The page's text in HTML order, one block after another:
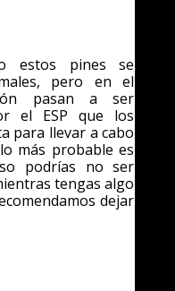
estos pines se
pero en el
pasan a ser
el ESP que los
para llevar a cabo
más probable es
podrías no ser
tengas algo
dejar